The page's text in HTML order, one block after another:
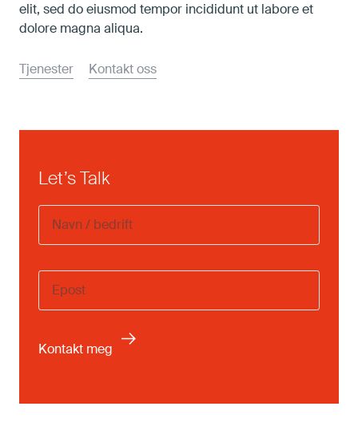
elit, sed do eiusmod tempor incididunt ut labore et
dolore magna aliqua.
Tjenester Kontakt oss
Let’s Talk
Navn
bedrift
Email